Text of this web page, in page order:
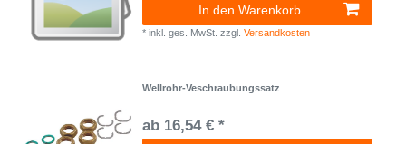
In den Warenkorb
*inkl. ges. MwSt. zzgl.Versandkosten
Wellrohr-Veschraubungssatz
ab 16,54 € *